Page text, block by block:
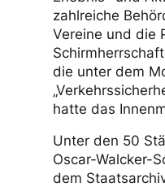
zahlreiche
Vereine und die
die unter dem
hatte das
Unter den 50
Oscar-Walcker-
dem